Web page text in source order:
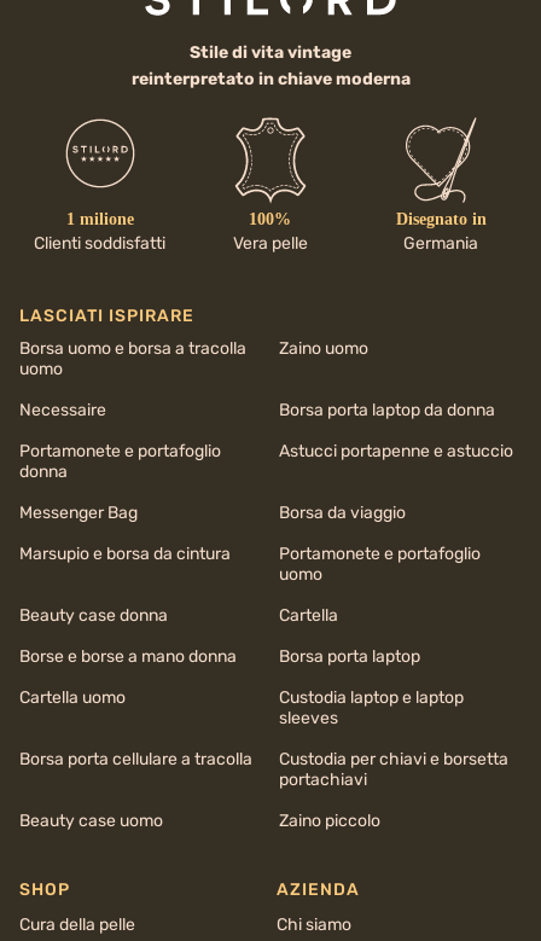
Stile di vita vintage
reinterpretato in chiave moderna
1 milione
Clienti soddisfatti
100%
Vera pelle
Disegnato in
Germania
LASCIATI ISPIRARE
Borsa uomo e borsa a tracolla
uomo
Zaino uomo
Necessaire
Borsa porta laptop da donna
Portamonete e portafoglio
donna
Astucci portapenne e astuccio
Messenger Bag
Borsa da viaggio
Marsupio e borsa da cintura
Portamonete e portafoglio
uomo
Beauty case donna
Cartella
Borse e borse a mano donna
Borsa porta laptop
Cartella uomo
Custodia laptop e laptop
sleeves
Borsa porta cellulare a tracolla
Custodia per chiavi e borsetta
portachiavi
Beauty case uomo
Zaino piccolo
SHOP
Cura della pelle
AZIENDA
Chi siamo